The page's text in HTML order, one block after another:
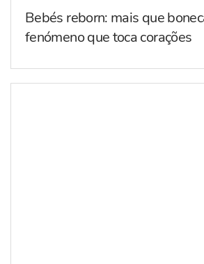
Bebés reborn: mais que
fenómeno que toca corações